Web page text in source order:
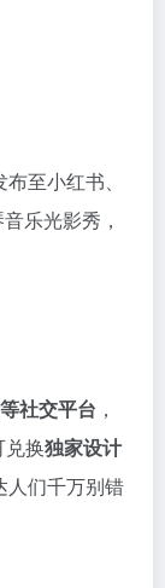
至小红书、
乐光影秀，
社交平台 ，
换独家设计
人们千万别错